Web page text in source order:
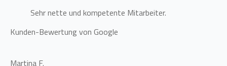
Sehr nette und kompetente Mitarbeiter.
Kunden-Bewertung von Google
Martina F.